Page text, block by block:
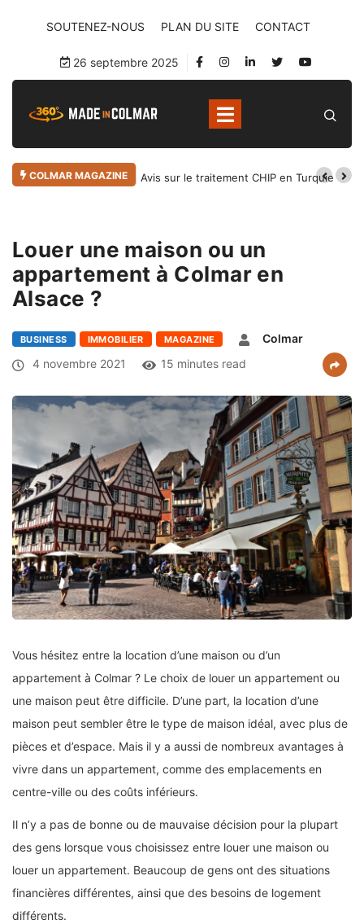
SOUTENEZ-NOUS PLAN DU SITE CONTACT
26 septembre 2025
COLMAR MAGAZINE Avis sur le traitement CHIP en Turquie
Louer une maison ou un
appartement à Colmar en
Alsace ?
BUSINESS IMMOBILIER MAGAZINE
Colmar
4 novembre 2021
15 minutes read
Vous hésitez entre la location d’une maison ou d’un
appartement à Colmar ? Le choix de louer un appartement ou
une maison peut être difficile. D’une part, la location d’une
maison peut sembler être le type de maison idéal, avec plus de
pièces et d’espace. Mais il y a aussi de nombreux avantages à
vivre dans un appartement, comme des emplacements en
centre-ville ou des coûts inférieurs.
Il n’y a pas de bonne ou de mauvaise décision pour la plupart
des gens lorsque vous choisissez entre louer une maison ou
louer un appartement. Beaucoup de gens ont des situations
financières différentes, ainsi que des besoins de logement
différents.